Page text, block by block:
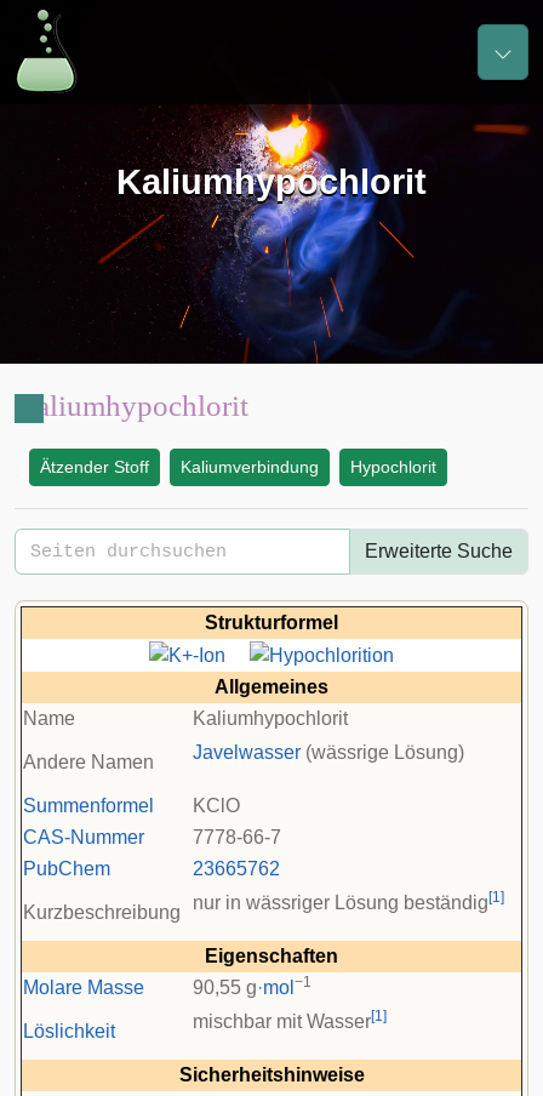
Kaliumhypochlorit
Kaliumhypochlorit
Ätzender Stoff Kaliumverbindung Hypochlorit
Erweiterte Suche
Strukturformel
Allgemeines
Name
Kaliumhypochlorit
Andere Namen Javelwasser (wässrige Lösung)
Summenformel
KClO
CAS-Nummer
7778-66-7
PubChem
23665762
Kurzbeschreibung nur in wässriger Lösung beständig [1]
Eigenschaften
Molare Masse
90,55 g·mol −1
Löslichkeit mischbar mit Wasser[1]
Sicherheitshinweise